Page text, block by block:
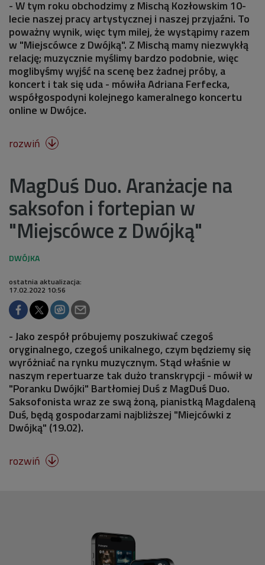
- W tym roku obchodzimy z Mischą Kozłowskim 10-
lecie naszej pracy artystycznej i naszej przyjaźni. To
poważny wynik, więc tym milej, że wystąpimy razem
w "Miejscówce z Dwójką". Z Mischą mamy niezwykłą
relację; muzycznie myślimy bardzo podobnie, więc
moglibyśmy wyjść na scenę bez żadnej próby, a
koncert i tak się uda - mówiła Adriana Ferfecka,
współgospodyni kolejnego kameralnego koncertu
online w Dwójce.
rozwiń 
MagDuś Duo. Aranżacje na
saksofon i fortepian w
"Miejscówce z Dwójką"
ostatnia aktualizacja:
17.02.2022 10:56
- Jako zespół próbujemy poszukiwać czegoś
oryginalnego, czegoś unikalnego, czym będziemy się
wyróżniać na rynku muzycznym. Stąd właśnie w
naszym repertuarze tak dużo transkrypcji - mówił w
"Poranku Dwójki" Bartłomiej Duś z MagDuś Duo.
Saksofonista wraz ze swą żoną, pianistką Magdaleną
Duś, będą gospodarzami najbliższej "Miejcówki z
Dwójką" (19.02).
rozwiń 